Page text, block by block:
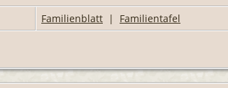
Familienblatt | Familientafel